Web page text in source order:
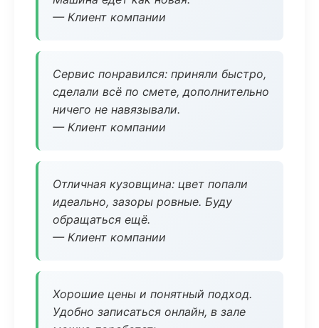
— Клиент компании
Сервис понравился: приняли быстро,
сделали всё по смете, дополнительно
ничего не навязывали.
— Клиент компании
Отличная кузовщина: цвет попали
идеально, зазоры ровные. Буду
обращаться ещё.
— Клиент компании
Хорошие цены и понятный подход.
Удобно записаться онлайн, в зале